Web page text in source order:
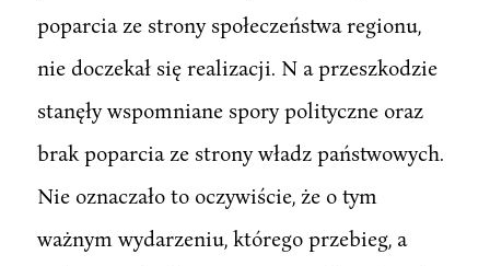
poparcia ze strony społeczeństwa regionu,
nie doczekał się realizacji. N a przeszkodzie
stanęły wspomniane spory polityczne oraz
brak poparcia ze strony władz państwowych.
Nie oznaczało to oczywiście, że o tym
ważnym wydarzeniu, którego przebieg, a